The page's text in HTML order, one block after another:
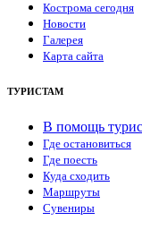
Кострома сегодня
Новости
Галерея
Карта сайта
ТУРИСТАМ
В помощь
Где остановиться
Где поесть
Куда сходить
Маршруты
Сувениры